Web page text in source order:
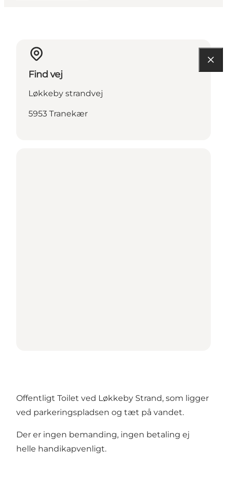
Find vej
Løkkeby strandvej
5953 Tranekær
Offentligt Toilet ved Løkkeby Strand, som ligger
ved parkeringspladsen og tæt på vandet.
Der er ingen bemanding, ingen betaling ej
helle handikapvenligt.